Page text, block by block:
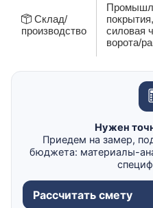
Склад/
производство
покрытия,
силовая
ворота/
Нужен
Приедем на замер,
бюджета: материалы-
Рассчитать смету